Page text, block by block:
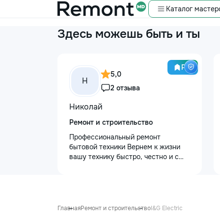
Каталог
Здесь можешь быть и ты
Pro
Н
5,0
2 отзыва
Николай
Ремонт и строительство
Профессиональный ремонт
бытовой техники Вернем к жизни
вашу технику быстро, честно и с
течение 1–2 часов после заявки. 📉
ГлавнаяРемонт и строительствоI&G Electric